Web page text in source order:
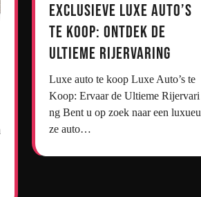
Exclusieve Luxe Auto’s
te Koop: Ontdek de
Ultieme Rijervaring
Luxe auto te koop Luxe Auto’s te
Koop: Ervaar de Ultieme Rijervari
ng Bent u op zoek naar een luxueu
ze auto…